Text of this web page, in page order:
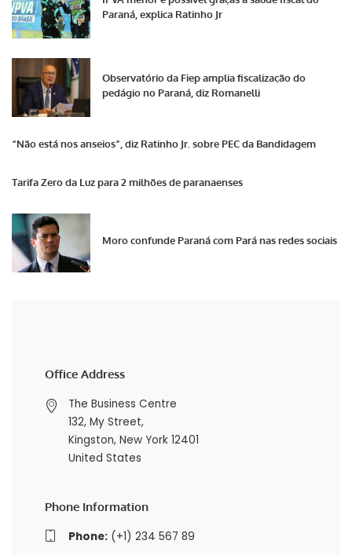
Paraná, explica Ratinho Jr
Observatório da Fiep amplia fiscalização do
pedágio no Paraná, diz Romanelli
“Não está nos anseios”, diz Ratinho Jr. sobre PEC da Bandidagem
Tarifa Zero da Luz para 2 milhões de paranaenses
Moro confunde Paraná com Pará nas redes sociais
Office Address
The Business Centre
132, My Street,
Kingston, New York 12401
United States
Phone Information
Phone:(+1) 234 567 89